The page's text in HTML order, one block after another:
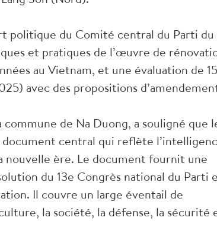
politique du Comité central du Parti du
et pratiques de l’œuvre de
au Vietnam, et une évaluation de 15
avec des propositions
de Na Duong, a souligné que
central qui reflète
nouvelle ère. Le document fournit une
du 13e Congrès national du Parti
Il couvre un large éventail de
la société, la défense, la sécurité